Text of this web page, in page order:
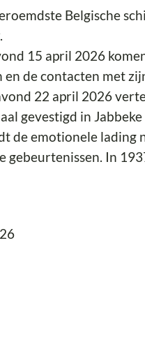
Belgische
15 april 2026
de contacten met
22 april 2026
gevestigd in
de emotionele lading
gebeurtenissen. In